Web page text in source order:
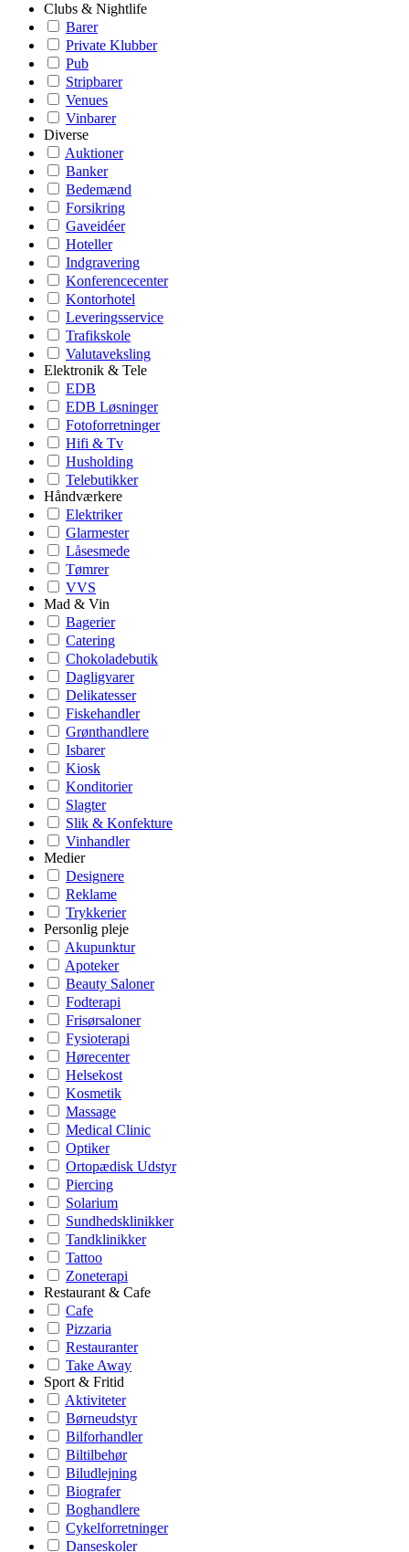
Clubs & Nightlife
Barer
Private Klubber
Pub
Stripbarer
Venues
Vinbarer
Diverse
Auktioner
Banker
Bedemænd
Forsikring
Gaveidéer
Hoteller
Indgravering
Konferencecenter
Kontorhotel
Leveringsservice
Trafikskole
Valutaveksling
Elektronik & Tele
EDB
EDB Løsninger
Fotoforretninger
Hifi & Tv
Husholding
Telebutikker
Håndværkere
Elektriker
Glarmester
Låsesmede
Tømrer
VVS
Mad & Vin
Bagerier
Catering
Chokoladebutik
Dagligvarer
Delikatesser
Fiskehandler
Grønthandlere
Isbarer
Kiosk
Konditorier
Slagter
Slik & Konfekture
Vinhandler
Medier
Designere
Reklame
Trykkerier
Personlig pleje
Akupunktur
Apoteker
Beauty Saloner
Fodterapi
Frisørsaloner
Fysioterapi
Hørecenter
Helsekost
Kosmetik
Massage
Medical Clinic
Optiker
Ortopædisk Udstyr
Piercing
Solarium
Sundhedsklinikker
Tandklinikker
Tattoo
Zoneterapi
Restaurant & Cafe
Cafe
Pizzaria
Restauranter
Take Away
Sport & Fritid
Aktiviteter
Børneudstyr
Bilforhandler
Biltilbehør
Biludlejning
Biografer
Boghandlere
Cykelforretninger
Danseskoler